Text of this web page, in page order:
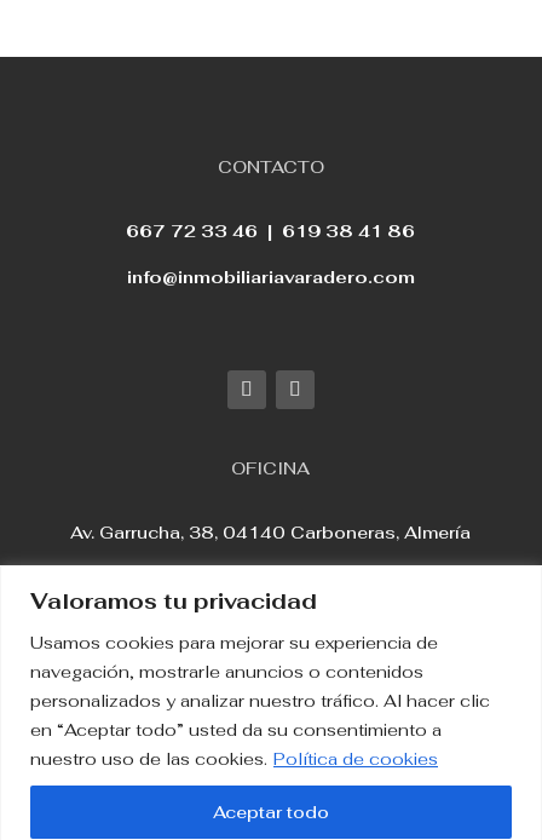
Valoramos tu privacidad
Usamos cookies para mejorar su experiencia de
navegación, mostrarle anuncios o contenidos
personalizados y analizar nuestro tráfico. Al hacer clic
en “Aceptar todo” usted da su consentimiento a
nuestro uso de las cookies. Política de cookies
Aceptar todo
CONTACTO
667 72 33 46 | 619 38 41 86
info@inmobiliariavaradero.com
OFICINA
Av. Garrucha, 38, 04140 Carboneras, Almería
Aviso Legal
Política de Privacidad